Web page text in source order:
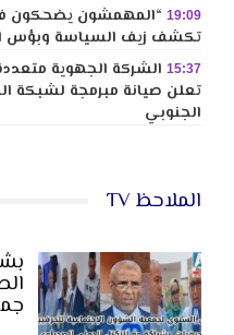
19:09 “المهمشون يضحكون
تكشف زيف السياسة وبؤس
15:37 الشركة الجهوية
تعلن صيانة مبرمجة لشبكة
الجنوبي
الملاحظ TV